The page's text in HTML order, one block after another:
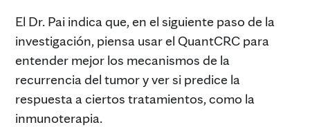
El Dr. Pai indica que, en el siguiente paso de la
investigación, piensa usar el QuantCRC para
entender mejor los mecanismos de la
recurrencia del tumor y ver si predice la
respuesta a ciertos tratamientos, como la
inmunoterapia.